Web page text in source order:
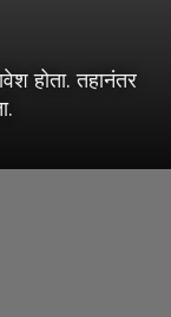
होता. तहानंतर